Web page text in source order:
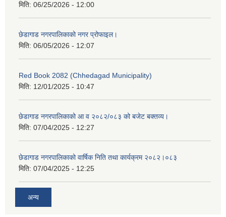
मिति: 06/25/2026 - 12:00
छेडागाड नगरपालिकाको नगर प्रोफाइल।
मिति: 06/05/2026 - 12:07
Red Book 2082 (Chhedagad Municipality)
मिति: 12/01/2025 - 10:47
छेडागाड नगरपालिकाको आ व २०८२/०८३ को बजेट बक्तव्य।
मिति: 07/04/2025 - 12:27
छेडागाड नगरपालिकाको वार्षिक निति तथा कार्यक्रम २०८२।०८३
मिति: 07/04/2025 - 12:25
अन्य